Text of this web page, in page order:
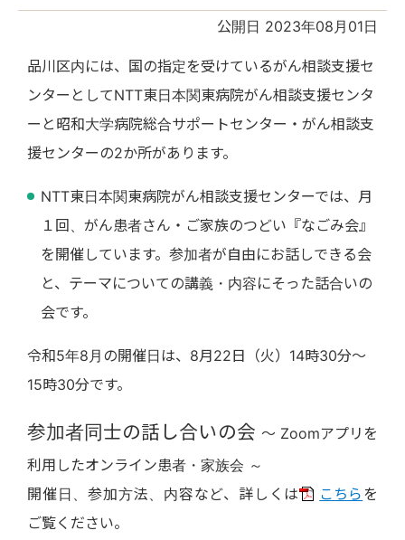
公開日 2023年08月01日
品川区内には、国の指定を受けているがん相談支援セ
ンターとしてNTT東日本関東病院がん相談支援センタ
ーと昭和大学病院総合サポートセンター・がん相談支
援センターの2か所があります。
NTT東日本関東病院がん相談支援センターでは、月
１回、がん患者さん・ご家族のつどい『なごみ会』
を開催しています。参加者が自由にお話しできる会
と、テーマについての講義・内容にそった話合いの
会です。
令和5年8月の開催日は、8月22日（火）14時30分～
15時30分です。
参加者同士の話し合いの会 ～ Zoomアプリを
利用したオンライン患者・家族会 ～
開催日、参加方法、内容など、詳しくは
こちら を
ご覧ください。